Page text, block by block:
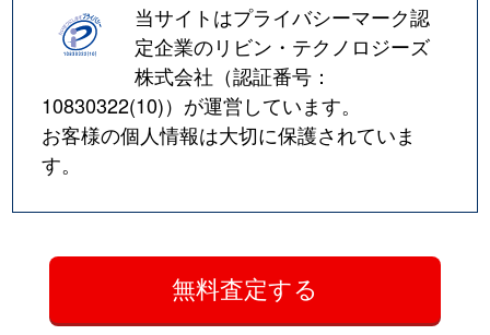
当サイトはプライバシーマーク認
定企業のリビン・テクノロジーズ
株式会社（認証番号：
10830322(10)）が運営しています。
お客様の個人情報は大切に保護されていま
す。